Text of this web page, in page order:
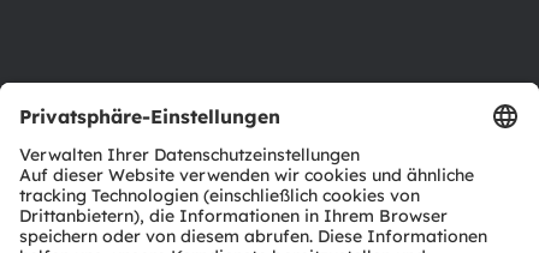
Produkt Selektor
Download Center
Tools
Kundenanfragen
Technischer Support